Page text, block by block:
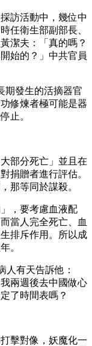
訪活動中，幾位中
任衛生部副部長、
潔夫：「真的嗎？
始的？」中共官員
期發生的活摘器官
修煉者極可能是器
止。
部分死亡」並且在
捐贈者進行評估。
那等同於謀殺。
，要考慮血液配
當人完全死亡、血
排斥作用。所以成
。
人有天告訴他：
兩週後去中國做心
了時間表嗎？
擊對像，妖魔化一